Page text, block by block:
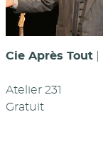
Cie Après Tout
Atelier 231
Gratuit